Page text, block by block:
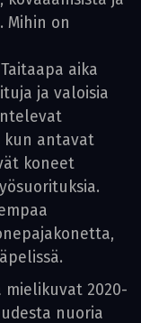
Mihin on
aika
ja valoisia
kun antavat
koneet
mielikuvat 2020-
nuoria